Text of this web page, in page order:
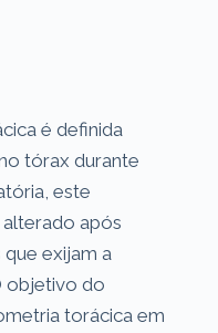
é definida
tórax durante
este
após
exijam a
objetivo do
torácica em